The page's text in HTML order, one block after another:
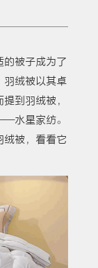
的被子成为了
羽绒被以其卓
到羽绒被，
水星家纺。
绒被，看看它